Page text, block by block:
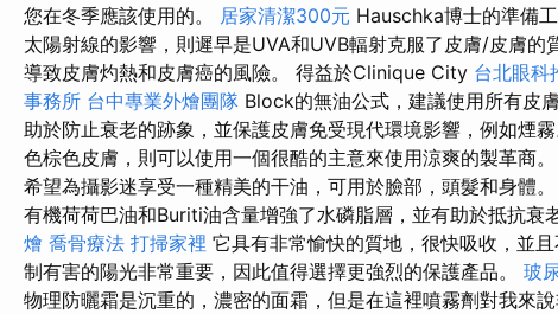
您在冬季應該使用的。 居家清潔300元 Hauschka博士的準備
太陽射線的影響，則遲早是UVA和UVB輻射克服了皮膚/皮膚的
導致皮膚灼熱和皮膚癌的風險。 得益於Clinique City 台北眼科
事務所 台中專業外燴團隊 Block的無油公式，建議使用所有皮
助於防止衰老的跡象，並保護皮膚免受現代環境影響，例如煙霧
色棕色皮膚，則可以使用一個很酷的主意來使用涼爽的製革商
希望為攝影迷享受一種精美的干油，可用於臉部，頭髮和身體。
有機荷荷巴油和Buriti油含量增強了水磷脂層，並有助於抵抗衰
燴 喬骨療法 打掃家裡 它具有非常愉快的質地，很快吸收，並
制有害的陽光非常重要，因此值得選擇更強烈的保護產品。 玻
物理防曬霜是沉重的，濃密的面霜，但是在這裡噴霧劑對我來說